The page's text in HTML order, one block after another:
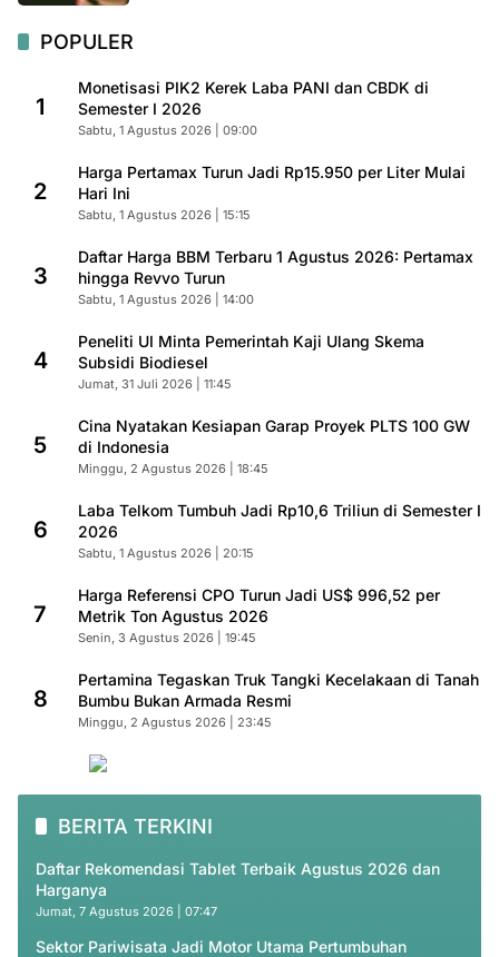
POPULER
1
Monetisasi PIK2 Kerek Laba PANI dan CBDK di
Semester I 2026
Sabtu, 1 Agustus 2026 | 09:00
2
Harga Pertamax Turun Jadi Rp15.950 per Liter Mulai
Hari Ini
Sabtu, 1 Agustus 2026 | 15:15
3
Daftar Harga BBM Terbaru 1 Agustus 2026: Pertamax
hingga Revvo Turun
Sabtu, 1 Agustus 2026 | 14:00
4
Peneliti UI Minta Pemerintah Kaji Ulang Skema
Subsidi Biodiesel
Jumat, 31 Juli 2026 | 11:45
5
Cina Nyatakan Kesiapan Garap Proyek PLTS 100 GW
di Indonesia
Minggu, 2 Agustus 2026 | 18:45
6
Laba Telkom Tumbuh Jadi Rp10,6 Triliun di Semester I
2026
Sabtu, 1 Agustus 2026 | 20:15
7
Harga Referensi CPO Turun Jadi US$ 996,52 per
Metrik Ton Agustus 2026
Senin, 3 Agustus 2026 | 19:45
8
Pertamina Tegaskan Truk Tangki Kecelakaan di Tanah
Bumbu Bukan Armada Resmi
Minggu, 2 Agustus 2026 | 23:45
BERITA TERKINI
Daftar Rekomendasi Tablet Terbaik Agustus 2026 dan
Harganya
Jumat, 7 Agustus 2026 | 07:47
Sektor Pariwisata Jadi Motor Utama Pertumbuhan